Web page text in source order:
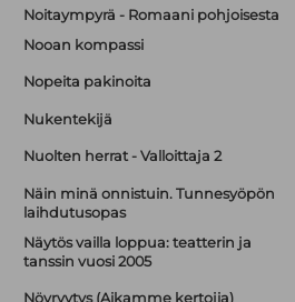
Noitaympyrä - Romaani pohjoisesta
Nooan kompassi
Nopeita pakinoita
Nukentekijä
Nuolten herrat - Valloittaja 2
Näin minä onnistuin. Tunnesyöpön
laihdutusopas
Näytös vailla loppua: teatterin ja
tanssin vuosi 2005
Nöyryytys (Aikamme kertojia)